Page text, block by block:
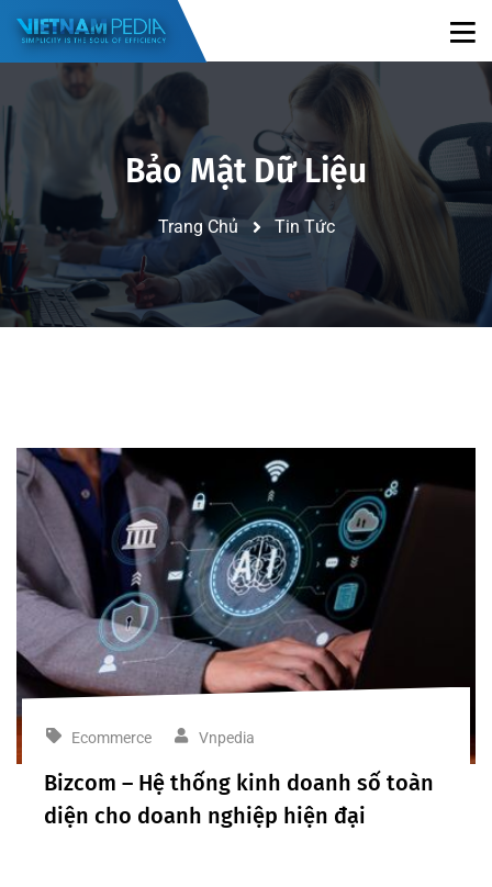
Bảo Mật Dữ Liệu
Trang Chủ Tin Tức
Ecommerce Vnpedia
Bizcom – Hệ thống kinh doanh số toàn
diện cho doanh nghiệp hiện đại